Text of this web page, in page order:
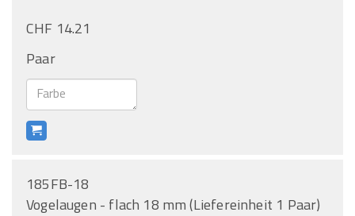
CHF 14.21
Paar
185FB-18
Vogelaugen - flach 18 mm (Liefereinheit 1 Paar)